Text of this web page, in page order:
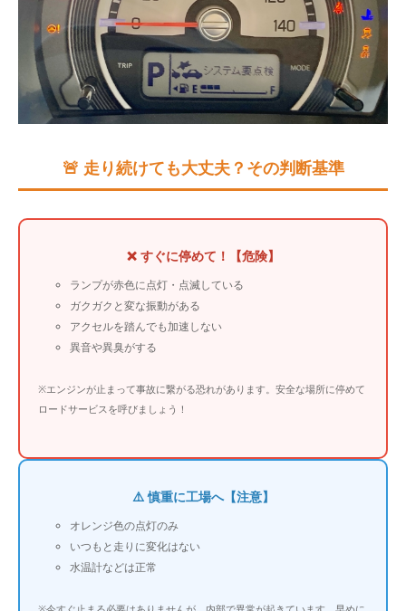
🚨 走り続けても大丈夫？その判断基準
❌ すぐに停めて！【危険】
ランプが赤色に点灯・点滅している
ガクガクと変な振動がある
アクセルを踏んでも加速しない
異音や異臭がする
※エンジンが止まって事故に繋がる恐れがあります。安全な場所に停めて
ロードサービスを呼びましょう！
⚠️ 慎重に工場へ【注意】
オレンジ色の点灯のみ
いつもと走りに変化はない
水温計などは正常